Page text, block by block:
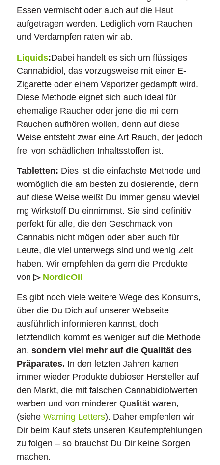
Essen vermischt oder auch auf die Haut
aufgetragen werden. Lediglich vom Rauchen
und Verdampfen raten wir ab.
Liquids:Dabei handelt es sich um flüssiges
Cannabidiol, das vorzugsweise mit einer E-
Zigarette oder einem Vaporizer gedampft wird.
Diese Methode eignet sich auch ideal für
ehemalige Raucher oder jene die mi dem
Rauchen aufhören wollen, denn auf diese
Weise entsteht zwar eine Art Rauch, der jedoch
frei von schädlichen Inhaltsstoffen ist.
Tabletten: Dies ist die einfachste Methode und
womöglich die am besten zu dosierende, denn
auf diese Weise weißt Du immer genau wieviel
mg Wirkstoff Du einnimmst. Sie sind definitiv
perfekt für alle, die den Geschmack von
Cannabis nicht mögen oder aber auch für
Leute, die viel unterwegs sind und wenig Zeit
haben. Wir empfehlen da gern die Produkte
von ▷ NordicOil
Es gibt noch viele weitere Wege des Konsums,
über die Du Dich auf unserer Webseite
ausführlich informieren kannst, doch
letztendlich kommt es weniger auf die Methode
an, sondern viel mehr auf die Qualität des
Präparates. In den letzten Jahren kamen
immer wieder Produkte dubioser Hersteller auf
den Markt, die mit falschen Cannabidiolwerten
warben und von minderer Qualität waren,
(siehe Warning Letters). Daher empfehlen wir
Dir beim Kauf stets unseren Kaufempfehlungen
zu folgen – so brauchst Du Dir keine Sorgen
machen.